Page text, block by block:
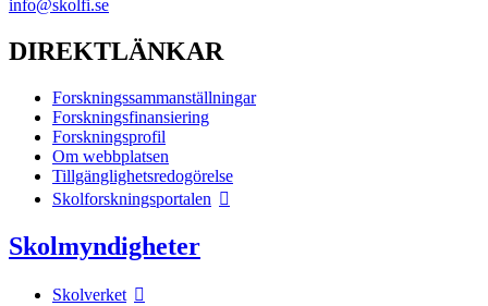
info@skolfi.se
DIREKTLÄNKAR
Forskningssammanställningar
Forskningsfinansiering
Forskningsprofil
Om webbplatsen
Tillgänglighetsredogörelse
Skolforskningsportalen
Skolmyndigheter
Skolverket